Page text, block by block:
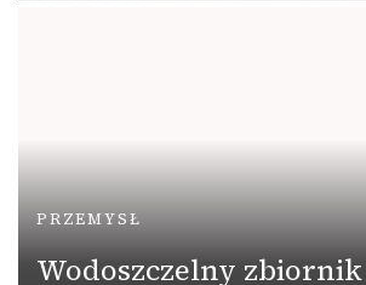
PRZEMYSŁ
Wodoszczelny zbiornik